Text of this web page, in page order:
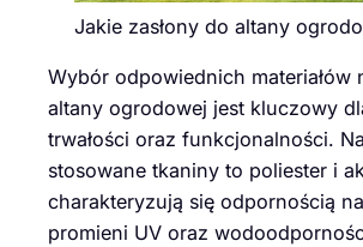
Jakie zasłony do altany
Wybór odpowiednich materiałów
altany ogrodowej jest kluczowy
trwałości oraz funkcjonalności.
stosowane tkaniny to poliester i
charakteryzują się odpornością
promieni UV oraz